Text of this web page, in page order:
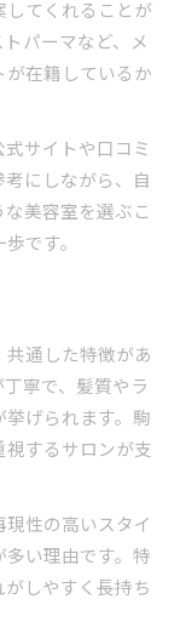
てくれることが
パーマなど、メ
が在籍しているか
サイトや口コミ
にしながら、自
美容室を選ぶこ
です。
通した特徴があ
寧で、髪質やラ
げられます。駒
するサロンが支
性の高いスタイ
い理由です。特
しやすく長持ち